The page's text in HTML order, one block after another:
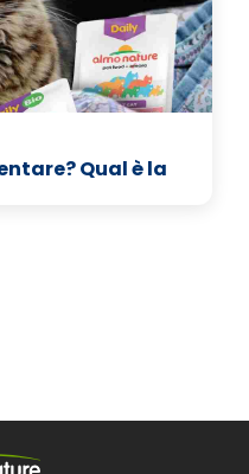
Qual è la